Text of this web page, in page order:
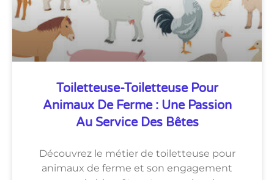
Toiletteuse-Toiletteuse Pour
Animaux De Ferme : Une Passion
Au Service Des Bêtes
Découvrez le métier de toiletteuse pour
animaux de ferme et son engagement